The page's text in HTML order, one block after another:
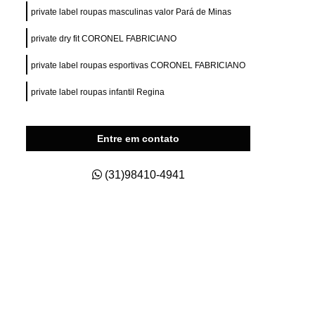
Fit
Private Label para e Commerce
Private Label Roupas Masculinas
Size
Estamparia de Camisetas Digital
Estamparia Digital em Camiseta
Estamparia Digital para Camiseta
private label roupas masculinas valor Pará de Minas
private dry fit CORONEL FABRICIANO
private label roupas esportivas CORONEL FABRICIANO
private label roupas infantil Regina
Entre em contato
(31)98410-4941